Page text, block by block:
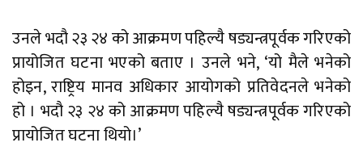
उनले भदौ २३ २४ को आक्रमण पहिल्यै षड्यन्त्रपूर्वक गरिएको
प्रायोजित घटना भएको बताए । उनले भने, ‘यो मैले भनेको
होइन, राष्ट्रिय मानव अधिकार आयोगको प्रतिवेदनले भनेको
हो । भदौ २३ २४ को आक्रमण पहिल्यै षड्यन्त्रपूर्वक गरिएको
प्रायोजित घटना थियो।’